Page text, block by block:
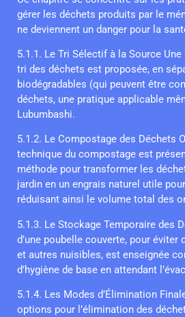
gérer les déchets produits par le
ne deviennent un danger pour la
5.1.1. Le Tri Sélectif à la Source
tri des déchets est proposée, en
biodégradables (qui peuvent être
déchets, une pratique applicable
Lubumbashi.
5.1.2. Le Compostage des Déchets
technique du compostage est
méthode pour transformer les
jardin en un engrais naturel utile
réduisant ainsi le volume total des
5.1.3. Le Stockage Temporaire des
d’une poubelle couverte, pour éviter
et autres nuisibles, est enseignée
d’hygiène de base en attendant
5.1.4. Les Modes d’Élimination
options pour l’élimination des